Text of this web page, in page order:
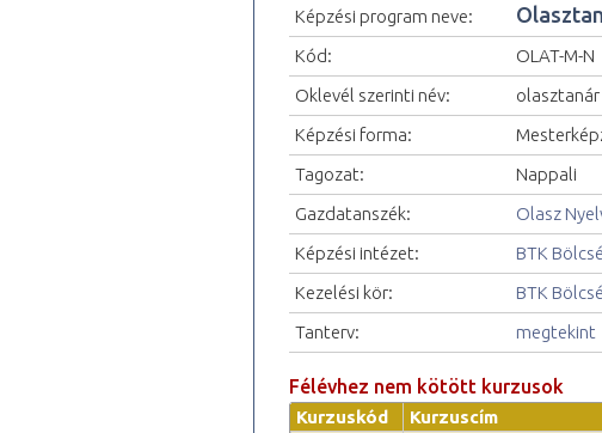
Képzési program neve:
Kód:
OLAT-M-N
Oklevél szerinti név:
olasztanár
Képzési forma:
Tagozat:
Nappali
Gazdatanszék:
Olasz
Képzési intézet:
BTK
Kezelési kör:
BTK
Tanterv:
megtekint
Félévhez nem kötött kurzusok
Kurzuskód Kurzuscím